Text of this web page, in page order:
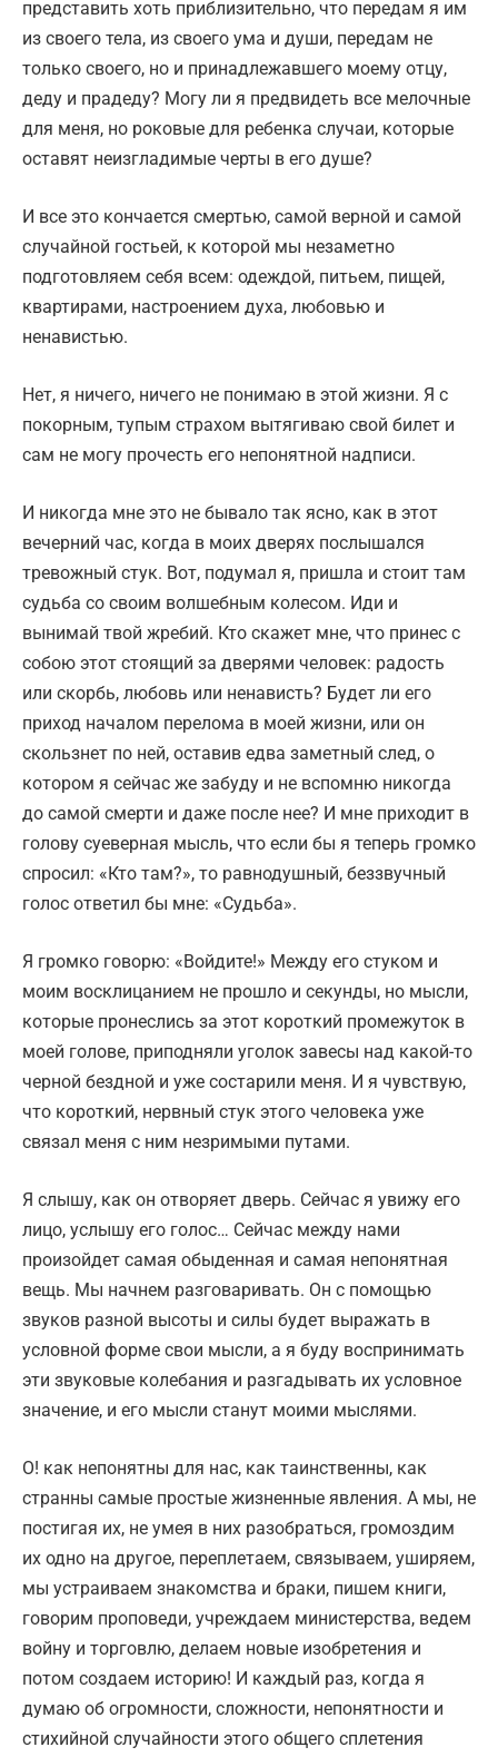
представить хоть приблизительно, что передам я им
из своего тела, из своего ума и души, передам не
только своего, но и принадлежавшего моему отцу,
деду и прадеду? Могу ли я предвидеть все мелочные
для меня, но роковые для ребенка случаи, которые
оставят неизгладимые черты в его душе?
И все это кончается смертью, самой верной и самой
случайной гостьей, к которой мы незаметно
подготовляем себя всем: одеждой, питьем, пищей,
квартирами, настроением духа, любовью и
ненавистью.
Нет, я ничего, ничего не понимаю в этой жизни. Я с
покорным, тупым страхом вытягиваю свой билет и
сам не могу прочесть его непонятной надписи.
И никогда мне это не бывало так ясно, как в этот
вечерний час, когда в моих дверях послышался
тревожный стук. Вот, подумал я, пришла и стоит там
судьба со своим волшебным колесом. Иди и
вынимай твой жребий. Кто скажет мне, что принес с
собою этот стоящий за дверями человек: радость
или скорбь, любовь или ненависть? Будет ли его
приход началом перелома в моей жизни, или он
скользнет по ней, оставив едва заметный след, о
котором я сейчас же забуду и не вспомню никогда
до самой смерти и даже после нее? И мне приходит в
голову суеверная мысль, что если бы я теперь громко
спросил: «Кто там?», то равнодушный, беззвучный
голос ответил бы мне: «Судьба».
Я громко говорю: «Войдите!» Между его стуком и
моим восклицанием не прошло и секунды, но мысли,
которые пронеслись за этот короткий промежуток в
моей голове, приподняли уголок завесы над какой-то
черной бездной и уже состарили меня. И я чувствую,
что короткий, нервный стук этого человека уже
связал меня с ним незримыми путами.
Я слышу, как он отворяет дверь. Сейчас я увижу его
лицо, услышу его голос… Сейчас между нами
произойдет самая обыденная и самая непонятная
вещь. Мы начнем разговаривать. Он с помощью
звуков разной высоты и силы будет выражать в
условной форме свои мысли, а я буду воспринимать
эти звуковые колебания и разгадывать их условное
значение, и его мысли станут моими мыслями.
О! как непонятны для нас, как таинственны, как
странны самые простые жизненные явления. А мы, не
постигая их, не умея в них разобраться, громоздим
их одно на другое, переплетаем, связываем, уширяем,
мы устраиваем знакомства и браки, пишем книги,
говорим проповеди, учреждаем министерства, ведем
войну и торговлю, делаем новые изобретения и
потом создаем историю! И каждый раз, когда я
думаю об огромности, сложности, непонятности и
стихийной случайности этого общего сплетения